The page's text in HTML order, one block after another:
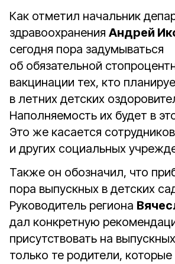
Как отметил начальник
здравоохранения Андрей
сегодня пора задумываться
об обязательной
вакцинации тех, кто
в летних детских
Наполняемость их будет в
Это же касается
и других социальных
Также он обозначил, что
пора выпускных в детских
Руководитель региона
дал конкретную
присутствовать на
только те родители,